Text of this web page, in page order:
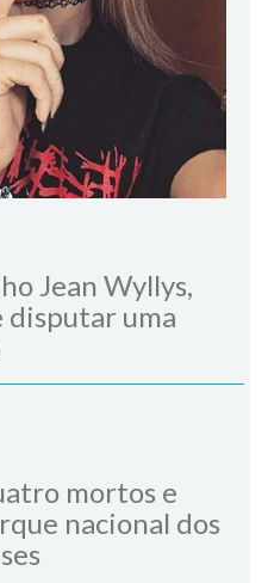
Jean Wyllys,
disputar uma
mortos e
nacional dos